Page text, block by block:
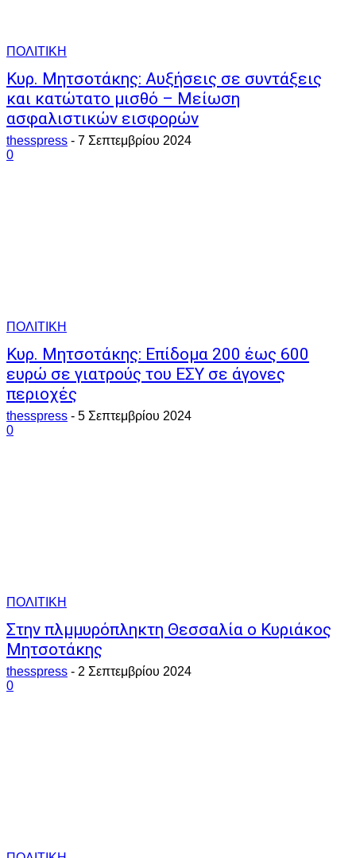
ΠΟΛΙΤΙΚΗ
Κυρ. Μητσοτάκης: Αυξήσεις σε συντάξεις
και κατώτατο μισθό – Μείωση
ασφαλιστικών εισφορών
thesspress - 7 Σεπτεμβρίου 2024
0
ΠΟΛΙΤΙΚΗ
Κυρ. Μητσοτάκης: Επίδομα 200 έως 600
ευρώ σε γιατρούς του ΕΣΥ σε άγονες
περιοχές
thesspress - 5 Σεπτεμβρίου 2024
0
ΠΟΛΙΤΙΚΗ
Στην πλμμυρόπληκτη Θεσσαλία ο Κυριάκος
Μητσοτάκης
thesspress - 2 Σεπτεμβρίου 2024
0